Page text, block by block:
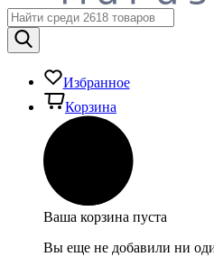
Избранное
Корзина
Ваша корзина пуста
Вы еще не добавили ни